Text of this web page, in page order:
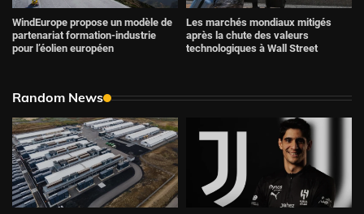
WindEurope propose un modèle de
partenariat formation-industrie
pour l’éolien européen
Les marchés mondiaux mitigés
après la chute des valeurs
technologiques à Wall Street
Random News